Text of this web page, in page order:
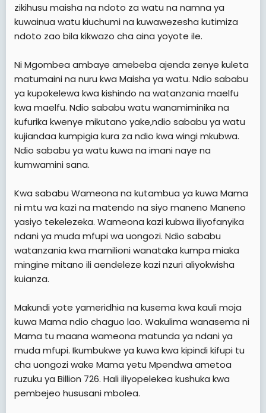
zikihusu maisha na ndoto za watu na namna ya
kuwainua watu kiuchumi na kuwawezesha kutimiza
ndoto zao bila kikwazo cha aina yoyote ile.
Ni Mgombea ambaye amebeba ajenda zenye kuleta
matumaini na nuru kwa Maisha ya watu. Ndio sababu
ya kupokelewa kwa kishindo na watanzania maelfu
kwa maelfu. Ndio sababu watu wanamiminika na
kufurika kwenye mikutano yake,ndio sababu ya watu
kujiandaa kumpigia kura za ndio kwa wingi mkubwa.
Ndio sababu ya watu kuwa na imani naye na
kumwamini sana.
Kwa sababu Wameona na kutambua ya kuwa Mama
ni mtu wa kazi na matendo na siyo maneno Maneno
yasiyo tekelezeka. Wameona kazi kubwa iliyofanyika
ndani ya muda mfupi wa uongozi. Ndio sababu
watanzania kwa mamilioni wanataka kumpa miaka
mingine mitano ili aendeleze kazi nzuri aliyokwisha
kuianza.
Makundi yote yameridhia na kusema kwa kauli moja
kuwa Mama ndio chaguo lao. Wakulima wanasema ni
Mama tu maana wameona matunda ya ndani ya
muda mfupi. Ikumbukwe ya kuwa kwa kipindi kifupi tu
cha uongozi wake Mama yetu Mpendwa ametoa
ruzuku ya Billion 726. Hali iliyopelekea kushuka kwa
pembejeo hususani mbolea.